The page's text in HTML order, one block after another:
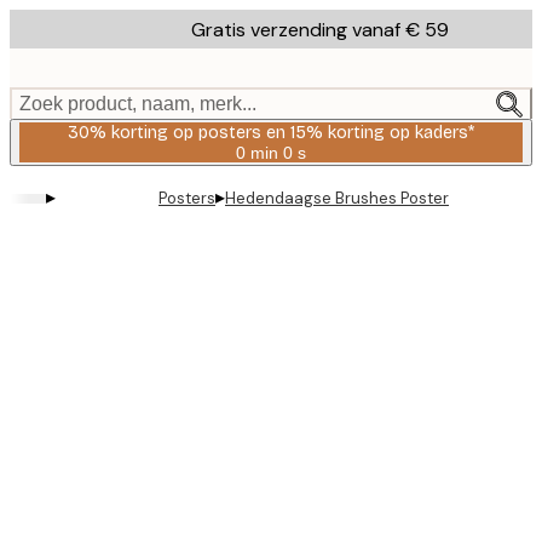
to
content.
Gratis verzending vanaf € 59
Zoek product, naam, merk...
30% korting op posters en 15% korting op kaders*
0 min 0 s
Geldig
2026-
▸ Posters▸Hedendaagse Brushes Poster